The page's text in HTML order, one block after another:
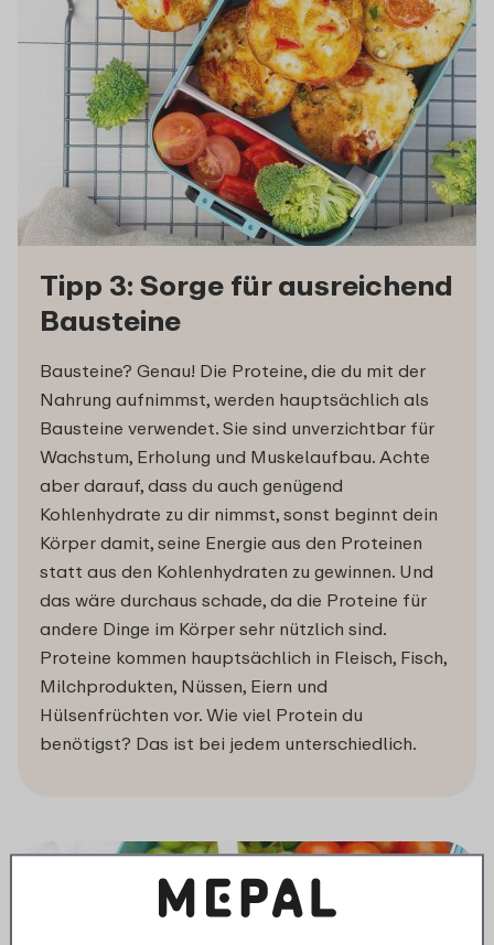
Tipp 3: Sorge für ausreichend
Bausteine
Bausteine? Genau! Die Proteine, die du mit der
Nahrung aufnimmst, werden hauptsächlich als
Bausteine verwendet. Sie sind unverzichtbar für
Wachstum, Erholung und Muskelaufbau. Achte
aber darauf, dass du auch genügend
Kohlenhydrate zu dir nimmst, sonst beginnt dein
Körper damit, seine Energie aus den Proteinen
statt aus den Kohlenhydraten zu gewinnen. Und
das wäre durchaus schade, da die Proteine für
andere Dinge im Körper sehr nützlich sind.
Proteine kommen hauptsächlich in Fleisch, Fisch,
Milchprodukten, Nüssen, Eiern und
Hülsenfrüchten vor. Wie viel Protein du
benötigst? Das ist bei jedem unterschiedlich.